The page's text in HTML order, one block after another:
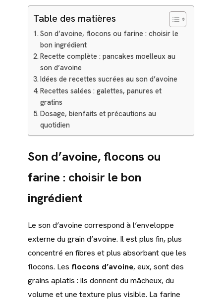
Table des matières
Son d’avoine, flocons ou farine : choisir le
bon ingrédient
Recette complète : pancakes moelleux au
son d’avoine
Idées de recettes sucrées au son d’avoine
Recettes salées : galettes, panures et
gratins
Dosage, bienfaits et précautions au
quotidien
Son d’avoine, flocons ou
farine : choisir le bon
ingrédient
Le son d’avoine correspond à l’enveloppe
externe du grain d’avoine. Il est plus fin, plus
concentré en fibres et plus absorbant que les
flocons. Les flocons d’avoine, eux, sont des
grains aplatis : ils donnent du mâcheux, du
volume et une texture plus visible. La farine